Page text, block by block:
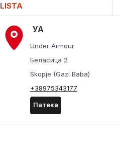
LISTA
УА
Under Armour
Беласица 2
Skopje (Gazi Baba)
+38975343177
Патека